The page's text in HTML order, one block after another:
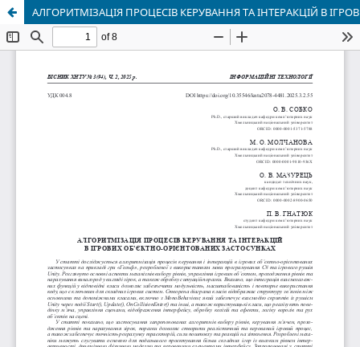
АЛГОРИТМІЗАЦІЯ ПРОЦЕСІВ КЕРУВАННЯ ТА ІНТЕРАКЦІЙ В